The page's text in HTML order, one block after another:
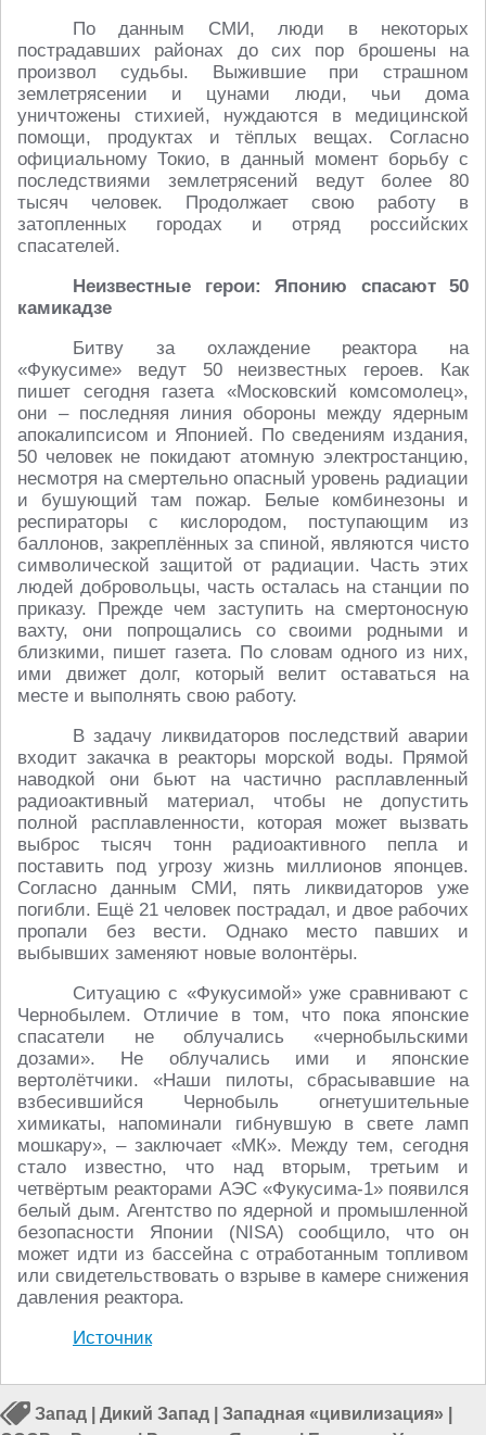
По данным СМИ, люди в некоторых
пострадавших районах до сих пор брошены на
произвол судьбы. Выжившие при страшном
землетрясении и цунами люди, чьи дома
уничтожены стихией, нуждаются в медицинской
помощи, продуктах и тёплых вещах. Согласно
официальному Токио, в данный момент борьбу с
последствиями землетрясений ведут более 80
тысяч человек. Продолжает свою работу в
затопленных городах и отряд российских
спасателей.
Неизвестные герои: Японию спасают 50
камикадзе
Битву за охлаждение реактора на
«Фукусиме» ведут 50 неизвестных героев. Как
пишет сегодня газета «Московский комсомолец»,
они – последняя линия обороны между ядерным
апокалипсисом и Японией. По сведениям издания,
50 человек не покидают атомную электростанцию,
несмотря на смертельно опасный уровень радиации
и бушующий там пожар. Белые комбинезоны и
респираторы с кислородом, поступающим из
баллонов, закреплённых за спиной, являются чисто
символической защитой от радиации. Часть этих
людей добровольцы, часть осталась на станции по
приказу. Прежде чем заступить на смертоносную
вахту, они попрощались со своими родными и
близкими, пишет газета. По словам одного из них,
ими движет долг, который велит оставаться на
месте и выполнять свою работу.
В задачу ликвидаторов последствий аварии
входит закачка в реакторы морской воды. Прямой
наводкой они бьют на частично расплавленный
радиоактивный материал, чтобы не допустить
полной расплавленности, которая может вызвать
выброс тысяч тонн радиоактивного пепла и
поставить под угрозу жизнь миллионов японцев.
Согласно данным СМИ, пять ликвидаторов уже
погибли. Ещё 21 человек пострадал, и двое рабочих
пропали без вести. Однако место павших и
выбывших заменяют новые волонтёры.
Ситуацию с «Фукусимой» уже сравнивают с
Чернобылем. Отличие в том, что пока японские
спасатели не облучались «чернобыльскими
дозами». Не облучались ими и японские
вертолётчики. «Наши пилоты, сбрасывавшие на
взбесившийся Чернобыль огнетушительные
химикаты, напоминали гибнувшую в свете ламп
мошкару», – заключает «МК». Между тем, сегодня
стало известно, что над вторым, третьим и
четвёртым реакторами АЭС «Фукусима-1» появился
белый дым. Агентство по ядерной и промышленной
безопасности Японии (NISA) сообщило, что он
может идти из бассейна с отработанным топливом
или свидетельствовать о взрыве в камере снижения
давления реактора.
Источник
Запад Дикий Запад Западная «цивилизация»